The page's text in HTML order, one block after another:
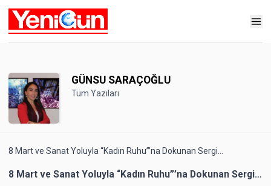
GÜNSU SARAÇOĞLU
Tüm Yazıları
8 Mart ve Sanat Yoluyla “Kadın Ruhu”’na Dokunan Sergi…
8 Mart ve Sanat Yoluyla “Kadın Ruhu”’na Dokunan Sergi…